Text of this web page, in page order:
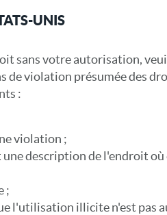
UNIS
sans votre autorisation,
de violation présumée des
:
violation ;
description de l'endroit où
;
l'utilisation illicite n'est pas